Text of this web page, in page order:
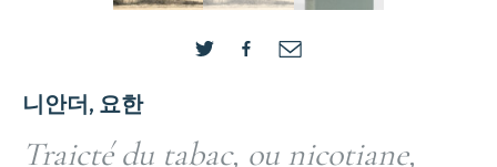
니안더, 요한
Traicté du tabac, ou nicotiane,